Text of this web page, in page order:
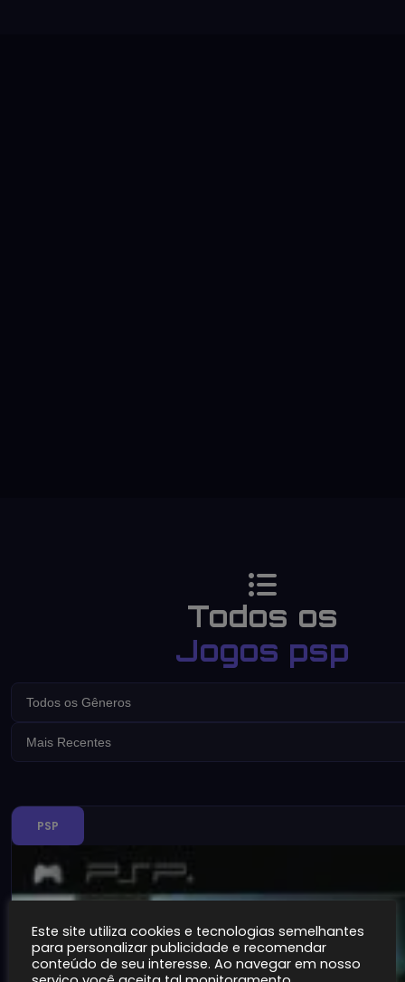
Todos os
Jogos psp
PSP
Este site utiliza cookies e tecnologias semelhantes
para personalizar publicidade e recomendar
conteúdo de seu interesse. Ao navegar em nosso